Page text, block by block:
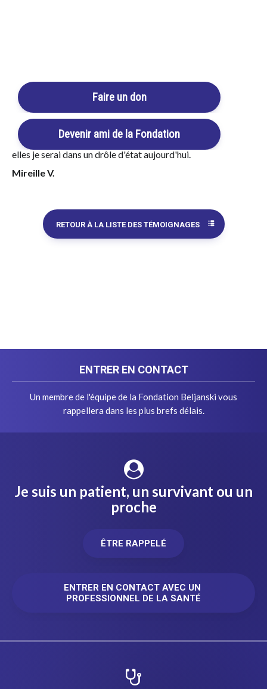
Faire un don
Devenir ami de la Fondation
chirurgien m'avait prédit la mort si je ne lui obéissait pas et
avait présenté ses condoléances à mon conjoint.
Tout est rentré dans l'ordre et je suis en pleine forme.
Merci de tout coeur à Monique et Sylvie BELJANSKI, sans
elles je serai dans un drôle d'état aujourd'hui.
Mireille V.
RETOUR À LA LISTE DES TÉMOIGNAGES
ENTRER EN CONTACT
Un membre de l'équipe de la Fondation Beljanski vous
rappellera dans les plus brefs délais.
Je suis un patient, un survivant ou un
proche
ÊTRE RAPPELÉ
ENTRER EN CONTACT AVEC UN
PROFESSIONNEL DE LA SANTÉ